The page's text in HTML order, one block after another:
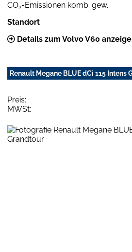
CO2-Emissionen komb. gew.
Standort
Details zum Volvo V60
Renault Megane BLUE dCi 115 Intens
Preis:
MWSt: